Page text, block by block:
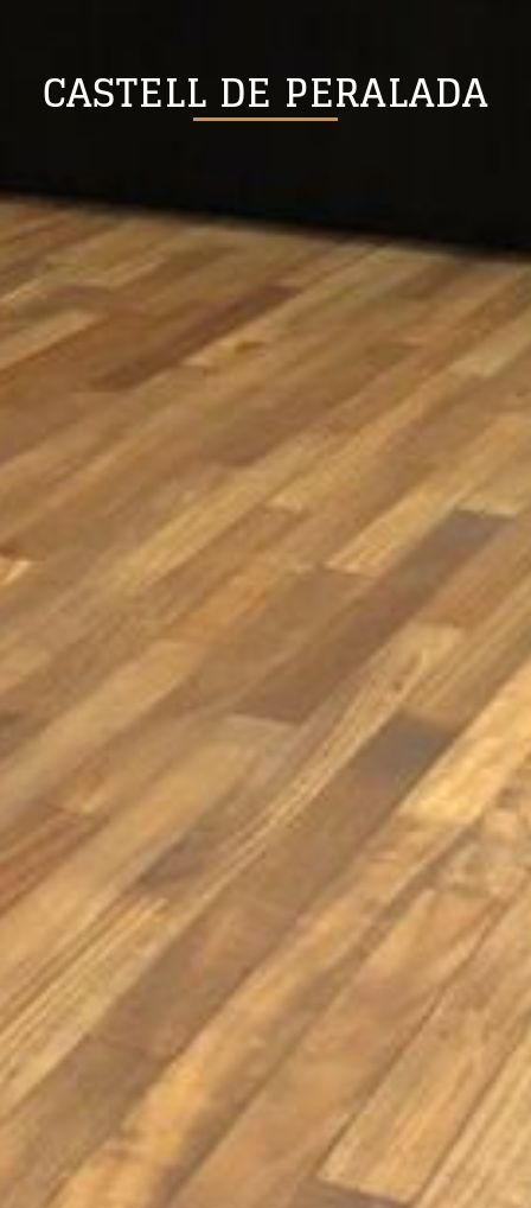
CASTELL DE PERALADA